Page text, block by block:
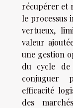
récupérer et
le processus
vertueux,
valeur
une gestion
du cycle de
conjuguer
efficacité
des